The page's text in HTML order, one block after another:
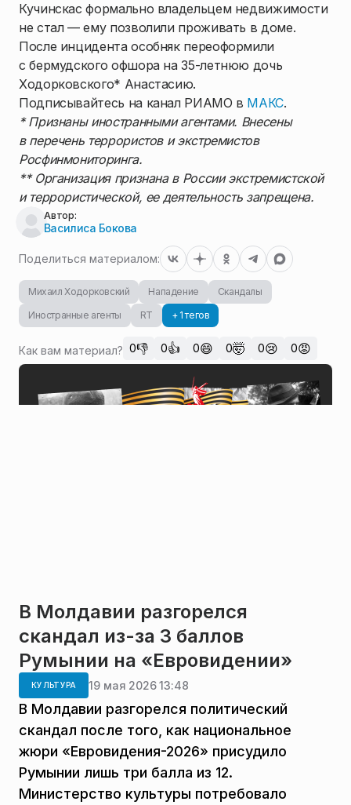
Кучинскас формально владельцем недвижимости
не стал — ему позволили проживать в доме.
После инцидента особняк переоформили
с бермудского офшора на 35-летнюю дочь
Ходорковского* Анастасию.
Подписывайтесь на канал РИАМО в МАКС.
* Признаны иностранными агентами. Внесены
в перечень террористов и экстремистов
Росфинмониторинга.
** Организация признана в России экстремистской
и террористической, ее деятельность запрещена.
Автор:
Василиса Бокова
Поделиться материалом:
Михаил Ходорковский Нападение
Скандалы
Иностранные агенты
RT + 1 тегов
Как вам материал? 0👎 0👍 0😄 0🤯 0😢 0😡
В Молдавии разгорелся
скандал из-за 3 баллов
Румынии на «Евровидении»
КУЛЬТУРА 19 мая 2026 13:48
В Молдавии разгорелся политический
скандал после того, как национальное
жюри «Евровидения-2026» присудило
Румынии лишь три балла из 12.
Министерство культуры потребовало